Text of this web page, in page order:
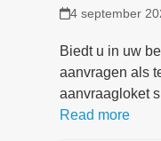
4 september
Biedt u in uw
aanvragen als
aanvraagloket
Read more